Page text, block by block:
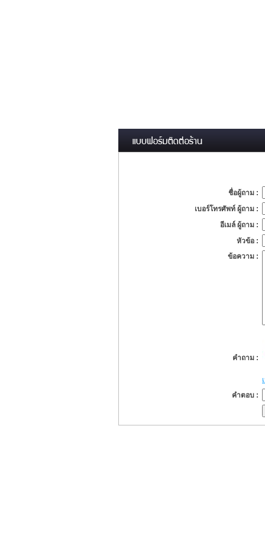
ชื่อผู้ถาม :
เบอร์โทรศัพท์ ผู้ถาม :
อีเมล์ ผู้ถาม :
หัวข้อ :
ข้อความ :
คำถาม :
คำตอบ :